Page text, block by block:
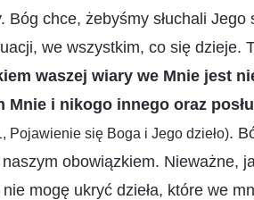
Bóg chce, żebyśmy słuchali Jego
we wszystkim, co się dzieje.
waszej wiary we Mnie jest
Mnie i nikogo innego oraz
Pojawienie się Boga i Jego dzieło).
obowiązkiem. Nieważne,
mogę ukryć dzieła, które we